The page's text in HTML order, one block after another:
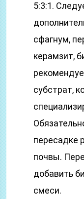
5:3:1.
сфагнум,
керамзит,
субстрат,
пересадке
почвы.
добавить
смеси.